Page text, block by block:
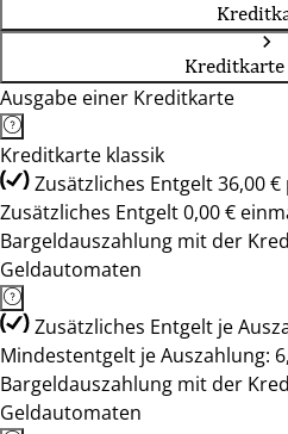
Ausgabe einer Kreditkarte
Kreditkarte klassik
Zusätzliches Entgelt 36,00 €
Zusätzliches Entgelt 0,00 €
Bargeldauszahlung mit der
Geldautomaten
Zusätzliches Entgelt je
Mindestentgelt je Auszahlung:
Bargeldauszahlung mit der
Geldautomaten